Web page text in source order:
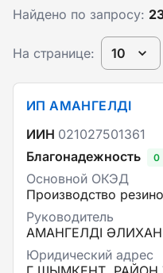
Найдено по запросу:
На странице: 10
ИП АМАНГЕЛДІ
ИИН 021027501361
Благонадежность
0
Основной ОКЭД
Производство
Руководитель
АМАНГЕЛДІ
Юридический адрес